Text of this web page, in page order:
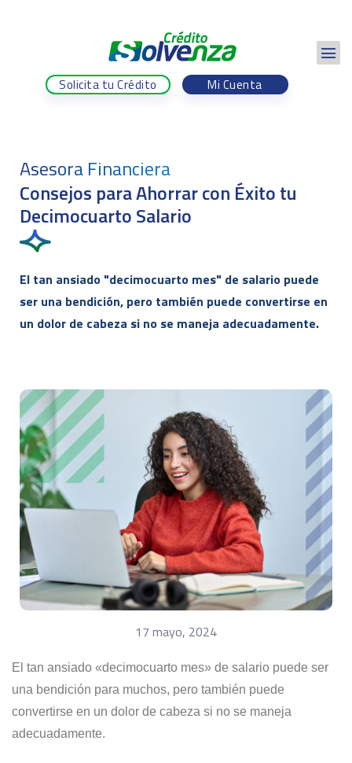
Solicita tu Crédito Mi Cuenta
Asesora Financiera
Consejos para Ahorrar con Éxito tu
Decimocuarto Salario
El tan ansiado "decimocuarto mes" de salario puede
ser una bendición, pero también puede convertirse en
un dolor de cabeza si no se maneja adecuadamente.
17 mayo, 2024
El tan ansiado «decimocuarto mes» de salario puede ser
una bendición para muchos, pero también puede
convertirse en un dolor de cabeza si no se maneja
adecuadamente.